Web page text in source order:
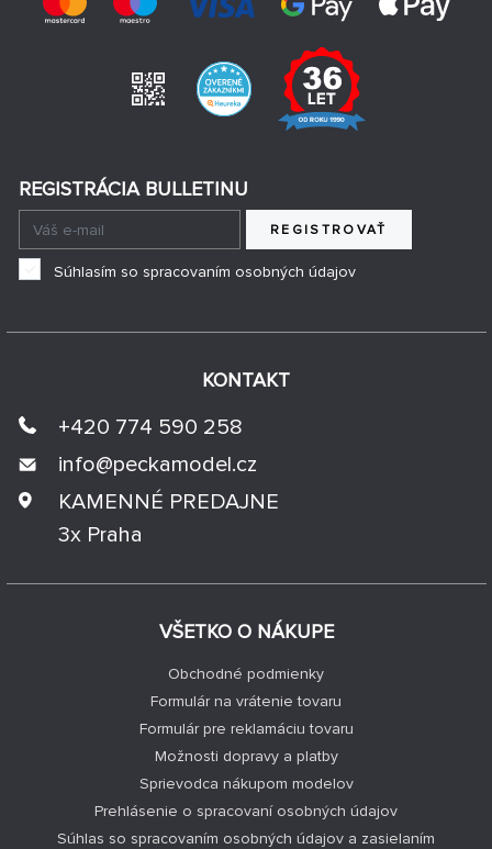
VŠETKO O NÁKUPE
Obchodné podmienky
Formulár na vrátenie tovaru
Formulár pre reklamáciu tovaru
Možnosti dopravy a platby
Sprievodca nákupom modelov
Prehlásenie o spracovaní osobných údajov
Súhlas so spracovaním osobných údajov a zasielaním
KONTAKT
+420 774 590 258
info@peckamodel.cz
KAMENNÉ PREDAJNE
3x Praha
REGISTRÁCIA BULLETINU
REGISTROVAŤ
Súhlasím so spracovaním osobných údajov